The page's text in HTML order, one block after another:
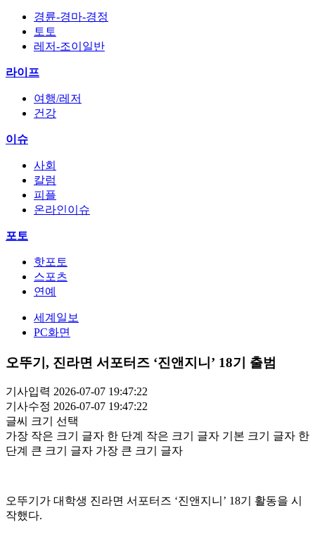
경륜-경마-경정
토토
레저-조이일반
라이프
여행/레저
건강
이슈
사회
칼럼
피플
온라인이슈
포토
핫포토
스포츠
연예
세계일보
PC화면
오뚜기, 진라면 서포터즈 ‘진앤지니’ 18기 출범
기사입력 2026-07-07 19:47:22
기사수정 2026-07-07 19:47:22
글씨 크기 선택
가장 작은 크기 글자 한 단계 작은 크기 글자 기본 크기 글자 한
단계 큰 크기 글자 가장 큰 크기 글자
오뚜기가 대학생 진라면 서포터즈 ‘진앤지니’ 18기 활동을 시
작했다.